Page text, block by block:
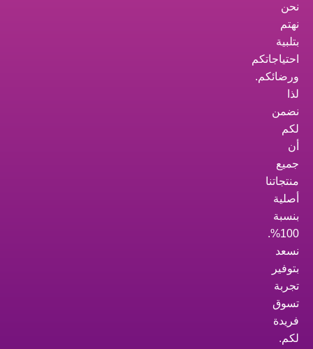
نحن
نهتم
بتلبية
احتياجاتكم
ورضائكم.
لذا
نضمن
لكم
أن
جميع
منتجاتنا
أصلية
بنسبة
100%.
نسعد
بتوفير
تجربة
تسوق
فريدة
لكم.